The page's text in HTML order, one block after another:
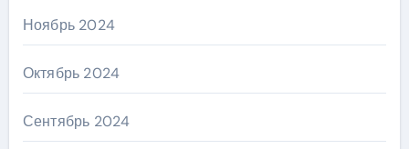
Ноябрь 2024
Октябрь 2024
Сентябрь 2024